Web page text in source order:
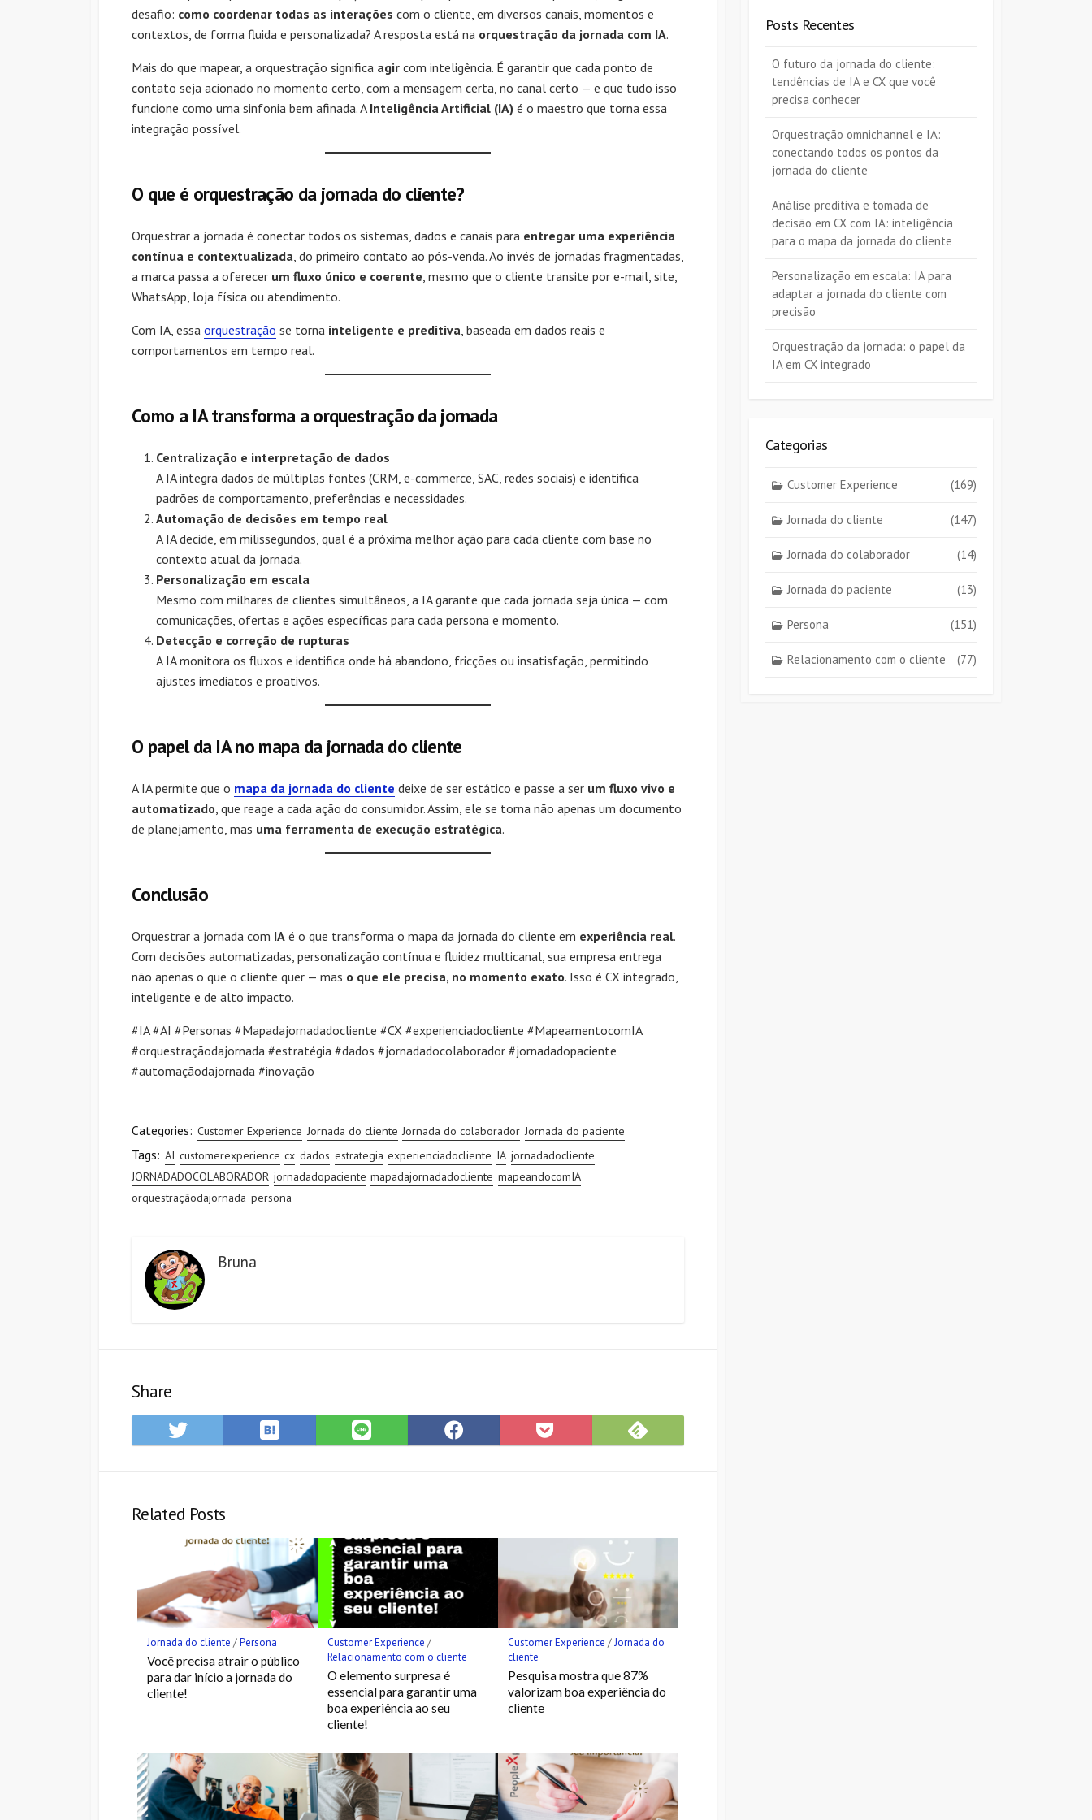
desafio: como coordenar todas as interações com o cliente, em diversos canais, momentos e
contextos, de forma fluida e personalizada? A resposta está na orquestração da jornada com IA.
Mais do que mapear, a orquestração significa agir com inteligência. É garantir que cada ponto de
contato seja acionado no momento certo, com a mensagem certa, no canal certo — e que tudo isso
funcione como uma sinfonia bem afinada. A Inteligência Artificial (IA) é o maestro que torna essa
integração possível.
O que é orquestração da jornada do cliente?
Orquestrar a jornada é conectar todos os sistemas, dados e canais para entregar uma experiência
contínua e contextualizada , do primeiro contato ao pós-venda. Ao invés de jornadas fragmentadas,
a marca passa a oferecer um fluxo único e coerente , mesmo que o cliente transite por e-mail, site,
WhatsApp, loja física ou atendimento.
Com IA, essa orquestração se torna inteligente e preditiva , baseada em dados reais e
comportamentos em tempo real.
Como a IA transforma a orquestração da jornada
Centralização e interpretação de dados
A IA integra dados de múltiplas fontes (CRM, e-commerce, SAC, redes sociais) e identifica
padrões de comportamento, preferências e necessidades.
Automação de decisões em tempo real
A IA decide, em milissegundos, qual é a próxima melhor ação para cada cliente com base no
contexto atual da jornada.
Personalização em escala
Mesmo com milhares de clientes simultâneos, a IA garante que cada jornada seja única — com
comunicações, ofertas e ações específicas para cada persona e momento.
Detecção e correção de rupturas
A IA monitora os fluxos e identifica onde há abandono, fricções ou insatisfação, permitindo
ajustes imediatos e proativos.
O papel da IA no mapa da jornada do cliente
A IA permite que o mapa da jornada do cliente deixe de ser estático e passe a ser um fluxo vivo e
automatizado, que reage a cada ação do consumidor. Assim, ele se torna não apenas um documento
de planejamento, mas uma ferramenta de execução estratégica.
Conclusão
Orquestrar a jornada com IA é o que transforma o mapa da jornada do cliente em experiência real.
Com decisões automatizadas, personalização contínua e fluidez multicanal, sua empresa entrega
não apenas o que o cliente quer — mas o que ele precisa, no momento exato. Isso é CX integrado,
inteligente e de alto impacto.
#IA #AI #Personas #Mapadajornadadocliente #CX #experienciadocliente #MapeamentocomIA
#orquestraçãodajornada #estratégia #dados #jornadadocolaborador #jornadadopaciente
#automaçãodajornada #inovação
Categories: Customer Experience Jornada do cliente Jornada do colaborador Jornada do paciente
Tags: AI customerexperience cx dados estrategia experienciadocliente IA jornadadocliente
JORNADADOCOLABORADOR jornadadopaciente mapadajornadadocliente mapeandocomIA
orquestraçãodajornada persona
Bruna
Share
Share
on
Save
to
Share
on
Share
on
Save
to
Subscribe
on
Related Posts
Jornada do cliente /Persona
Você precisa atrair o público
para dar início a jornada do
cliente!
Customer Experience /
Relacionamento com o cliente
O elemento surpresa é
essencial para garantir uma
boa experiência ao seu
cliente!
Customer Experience /Jornada do
cliente
Pesquisa mostra que 87%
valorizam boa experiência do
cliente
Posts Recentes
O futuro da jornada do cliente:
tendências de IA e CX que você
precisa conhecer
Orquestração omnichannel e IA:
conectando todos os pontos da
jornada do cliente
Análise preditiva e tomada de
decisão em CX com IA: inteligência
para o mapa da jornada do cliente
Personalização em escala: IA para
adaptar a jornada do cliente com
precisão
Orquestração da jornada: o papel da
IA em CX integrado
Categorias
Customer Experience (169)
Jornada do cliente (147)
Jornada do colaborador (14)
Jornada do paciente (13)
Persona (151)
Relacionamento com o cliente (77)